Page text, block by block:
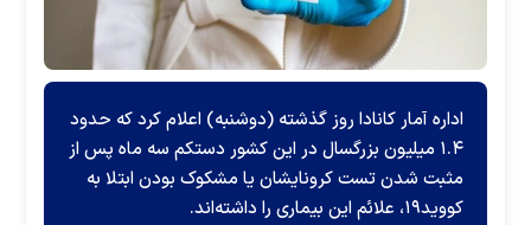
اداره آمار کانادا روز گذشته (دوشنبه) اعلام کرد که حدود
۱.۴ میلیون بزرگسال در این کشور دستکم سه ماه پس از
مثبت شدن تست کرونایشان یا مشکوک بودن ابتلا به
کووید۱۹، علائم این بیماری را داشته‌اند.